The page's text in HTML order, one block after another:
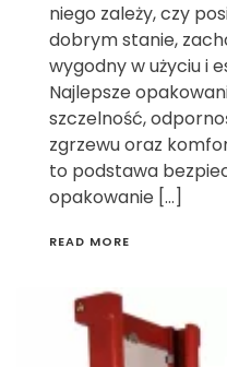
niego zależy, czy
dobrym stanie,
wygodny w użyciu i
Najlepsze
szczelność,
zgrzewu oraz
to podstawa
opakowanie […]
READ MORE